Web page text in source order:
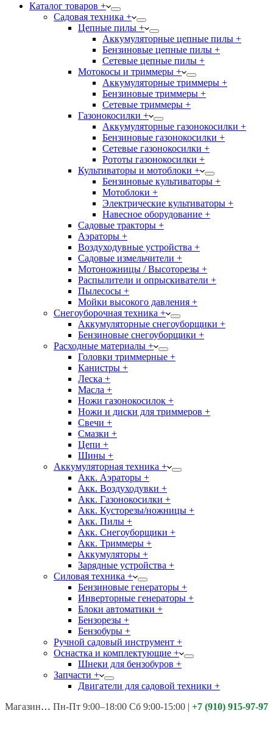
Каталог товаров +
Садовая техника +
Цепные пилы +
Аккумуляторные цепные пилы +
Бензиновые цепные пилы +
Сетевые цепные пилы +
Мотокосы и триммеры +
Аккумуляторные триммеры +
Бензиновые триммеры +
Сетевые триммеры +
Газонокосилки +
Аккумуляторные газонокосилки +
Бензиновые газонокосилки +
Сетевые газонокосилки +
Рототы газонокосилки +
Культиваторы и мотоблоки +
Бензиновые культиваторы +
Мотоблоки +
Электрические культиваторы +
Навесное оборудование +
Садовые тракторы +
Аэраторы +
Воздуходувные устройства +
Садовые измельчители +
Мотоножницы / Высоторезы +
Распылители и опрыскиватели +
Пылесосы +
Мойки высокого давления +
Снегоуборочная техника +
Аккумуляторные снегоуборщики +
Бензиновые снегоуборщики +
Расходные материалы +
Головки триммерные +
Канистры +
Леска +
Масла +
Ножи газонокосилок +
Ножи и диски для триммеров +
Свечи +
Смазки +
Цепи +
Шины +
Аккумуляторная техника +
Акк. Аэраторы +
Акк. Воздуходувки +
Акк. Газонокосилки +
Акк. Кусторезы/ножницы +
Акк. Пилы +
Акк. Снегоуборщики +
Акк. Триммеры +
Аккумуляторы +
Зарядные устройства +
Силовая техника +
Бензиновые генераторы +
Инверторные генераторы +
Блоки автоматики +
Бензорезы +
Бензобуры +
Ручной садовый инструмент +
Оснастка и комплектующие +
Шнеки для бензобуров +
Запчасти +
Двигатели для садовой техники +
Магазины: Калуга ул. Московская д.113
Пн-Пт 9:00–18:00 Сб 9:00-15:00 | +7 (910) 915-97-97